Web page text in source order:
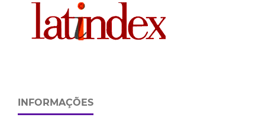
INFORMAÇÕES